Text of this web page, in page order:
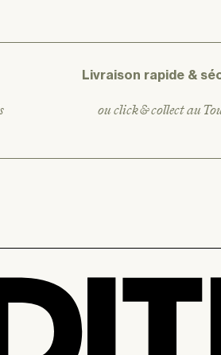
Livraison rapide &
ou click & collect au